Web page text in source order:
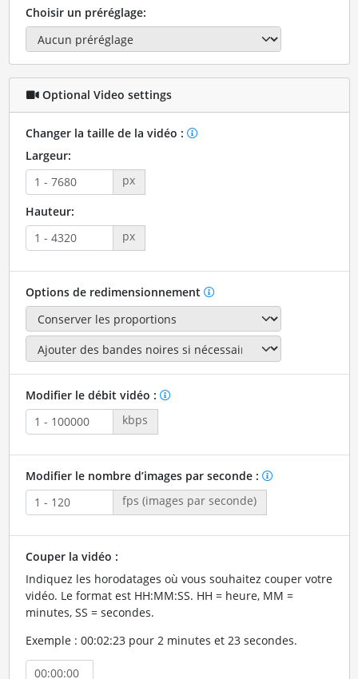
Choisir un préréglage:
Optional Video settings
Changer la taille de la vidéo :
Largeur:
px
Hauteur:
px
Options de redimensionnement
Modifier le débit vidéo :
kbps
Modifier le nombre d’images par seconde :
fps (images par seconde)
Couper la vidéo :
Indiquez les horodatages où vous souhaitez couper votre
vidéo. Le format est HH:MM:SS. HH = heure, MM =
minutes, SS = secondes.
Exemple : 00:02:23 pour 2 minutes et 23 secondes.